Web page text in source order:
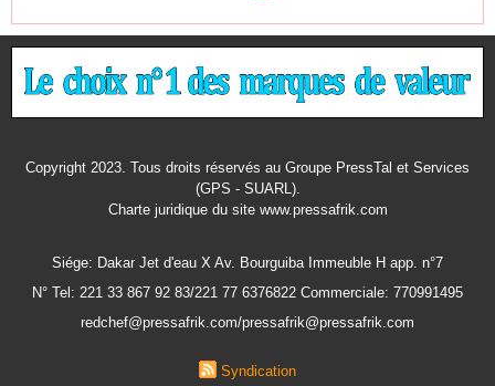
Copyright 2023. Tous droits réservés au Groupe PressTal et Services
(GPS - SUARL).
Charte juridiquedu site www.pressafrik.com
Siége: Dakar Jet d'eau X Av. Bourguiba Immeuble H app. n°7
N° Tel: 221 33 867 92 83/221 77 6376822 Commerciale: 770991495
redchef@pressafrik.com/pressafrik@pressafrik.com
Syndication